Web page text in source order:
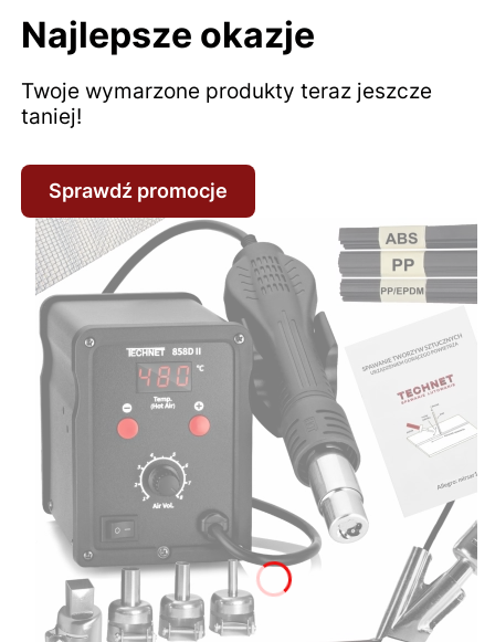
Najlepsze okazje
Twoje wymarzone produkty teraz jeszcze
taniej!
Sprawdź promocje